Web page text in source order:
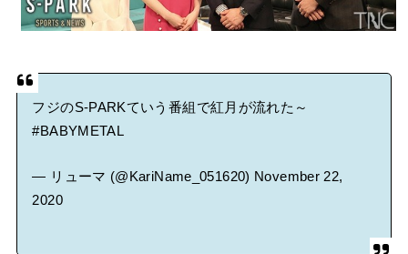
フジのS-PARKていう番組で紅月が流れた～
#BABYMETAL
— リューマ (@KariName_051620) November 22,
2020